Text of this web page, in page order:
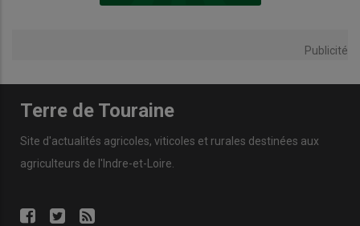
Publicité
Terre de Touraine
Site d'actualités agricoles, viticoles et rurales destinées aux
agriculteurs de l'Indre-et-Loire.